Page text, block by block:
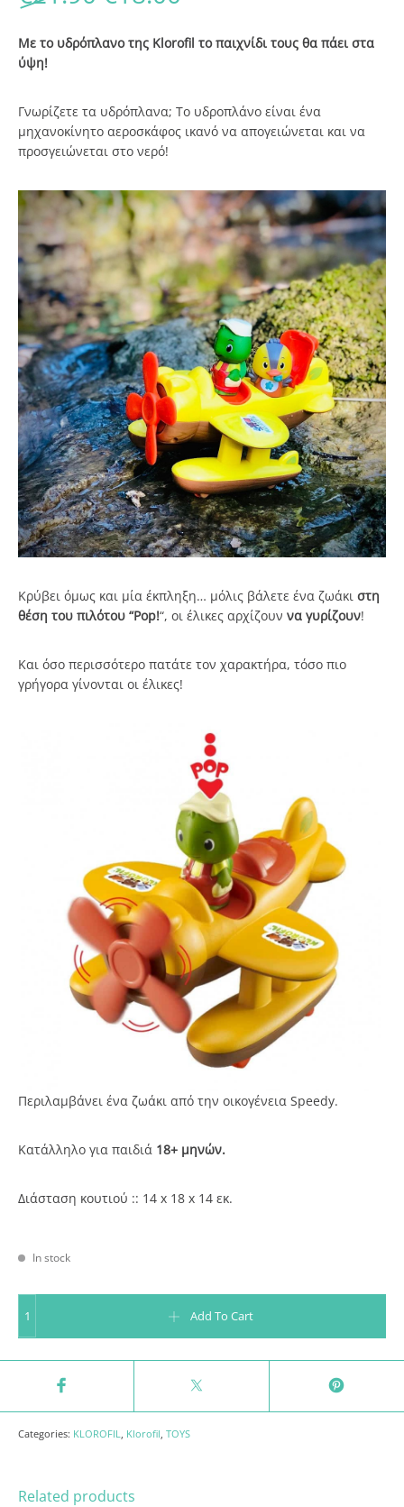
Με το υδρόπλανο της Klorofil το παιχνίδι τους θα πάει στα
ύψη!
Γνωρίζετε τα υδρόπλανα;Το υδροπλάνο είναι ένα
μηχανοκίνητο αεροσκάφος ικανό να απογειώνεται και να
προσγειώνεται στο νερό!
Κρύβει όμως και μία έκπληξη… μόλις βάλετε ένα ζωάκιστη
θέση του πιλότου “Pop!“, οι έλικες αρχίζουννα γυρίζουν!
Και όσο περισσότερο πατάτε τον χαρακτήρα, τόσο πιο
γρήγορα γίνονται οι έλικες!
Περιλαμβάνει ένα ζωάκι από την οικογένεια Speedy.
Κατάλληλο για παιδιά 18+ μηνών.
Διάσταση κουτιού :: 14 x 18 x 14 εκ.
In stock
Add To Cart
Categories: KLOROFIL Klorofil ,TOYS
Related products